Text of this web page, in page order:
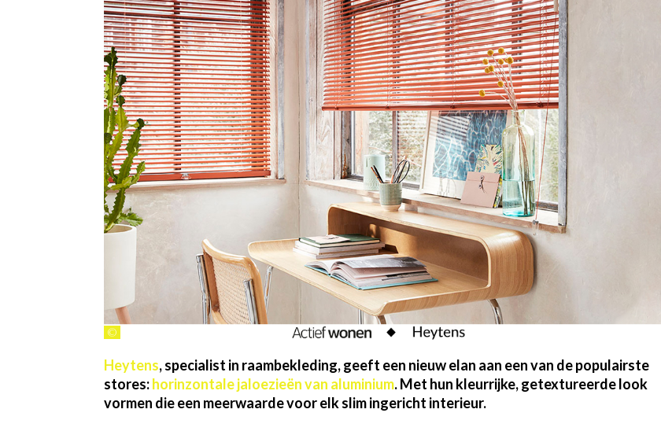
©
Heytens, specialist in raambekleding, geeft een nieuw elan aan een van de populairste
stores:horinzontale jaloezieën van aluminium. Met hun kleurrijke, getextureerde look
vormen die een meerwaarde voor elk slim ingericht interieur.